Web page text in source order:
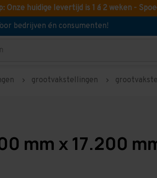
Onze huidige levertijd is 1 á 2 weken -
bedrijven én consumenten!
grootvakstellingen
mm x 17.200